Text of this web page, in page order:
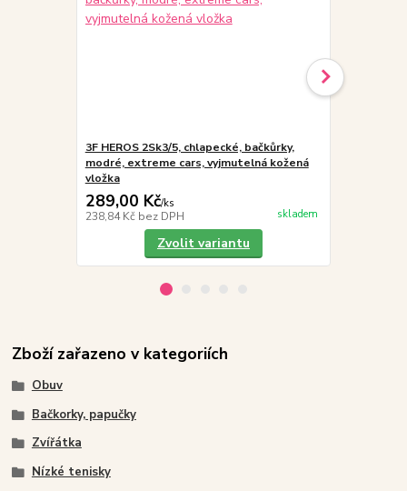
3F HEROS 2Sk3/5, chlapecké, bačkůrky,
modré, extreme cars, vyjmutelná kožená
vložka
289,00 Kč/ks
238,84 Kč bez DPH skladem
Zvolit variantu
Zboží zařazeno v kategoriích
Obuv
Bačkorky, papučky
Zvířátka
Nízké tenisky